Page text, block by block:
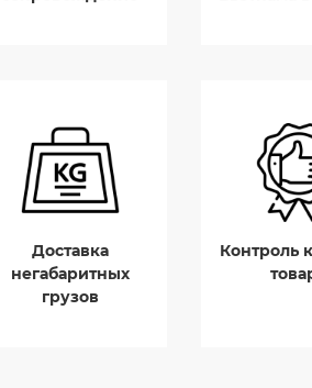
Доставка
негабаритных
грузов
Контроль